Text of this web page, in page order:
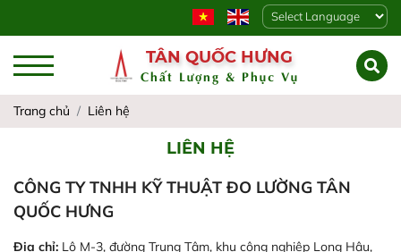
Powered by
TÂN QUỐC HƯNG
Chất Lượng & Phục Vụ
Trang chủ Liên hệ
LIÊN HỆ
CÔNG TY TNHH KỸ THUẬT ĐO LƯỜNG TÂN
QUỐC HƯNG
Địa chỉ: Lô M-3, đường Trung Tâm, khu công nghiệp Long Hậu,